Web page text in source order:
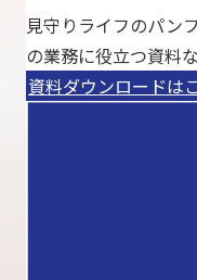
見守りライフのパン
の業務に役立つ資料
資料ダウンロードは